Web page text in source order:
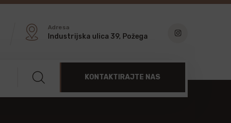
Adresa
Industrijska ulica 39, Požega
KONTAKTIRAJTE NAS